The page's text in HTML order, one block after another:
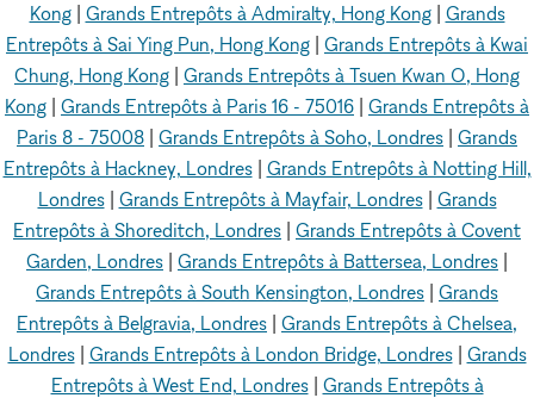
Kong| Grands Entrepôts à Admiralty, Hong Kong| Grands
Entrepôts à Sai Ying Pun, Hong Kong Grands Entrepôts à Kwai
Chung, Hong Kong Grands Entrepôts à Tsuen Kwan O, Hong
Kong Grands Entrepôts à Paris 16 - 75016 Grands Entrepôts à
Paris 8 - 75008 Grands Entrepôts à Soho, Londres Grands
Entrepôts à Hackney, Londres| Grands Entrepôts à Notting Hill,
Londres| Grands Entrepôts à Mayfair, Londres| Grands
Entrepôts à Shoreditch, Londres Grands Entrepôts à Covent
Garden, Londres Grands Entrepôts à Battersea, Londres
Grands Entrepôts à South Kensington, Londres Grands
Entrepôts à Belgravia, Londres Grands Entrepôts à Chelsea,
Londres| Grands Entrepôts à London Bridge, Londres| Grands
Entrepôts à West End, Londres| Grands Entrepôts à